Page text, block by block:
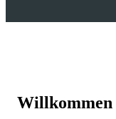
Willkommen